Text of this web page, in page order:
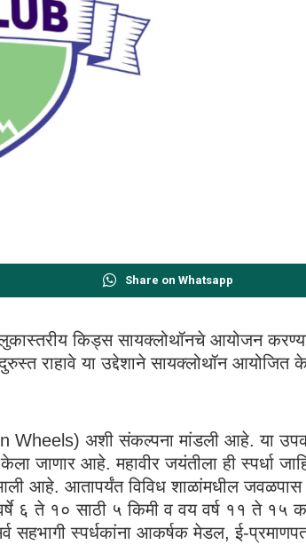
Share on Whatsapp
तालुकास्तरीय किड्स सायक्लोथॉनचे आयोजन
राहावे या उद्देशाने सायक्लोथॉन आयोजित
Wheels) अशी संकल्पना मांडली आहे. या
केला जाणार आहे. महावीर जयंतीला ही स्पर्धा
आहे. आतापर्यंत विविध शाळांमधील
६ ते १० साठी ५ किमी व वय वर्ष ११ ते १५
सहभागी स्पर्धकांना आकर्षक मेडल, ई-